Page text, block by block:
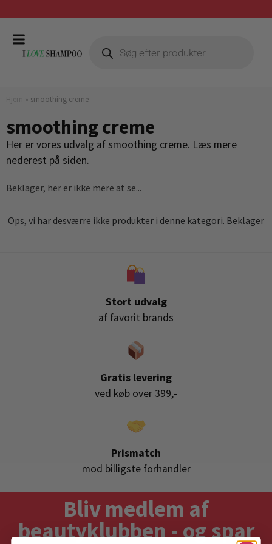
Gratis fragt ved køb over 399,-
» smoothing creme
smoothing creme
Her er vores udvalg af smoothing creme. Læs mere
nederest på siden.
Beklager, her er ikke mere at se...
Ops, vi har desværre ikke produkter i denne kategori. Beklager
Stort udvalg
af favorit brands
Gratis levering
ved køb over 399,-
Prismatch
mod billigste forhandler
Bliv medlem af
beautyklubben - og spar